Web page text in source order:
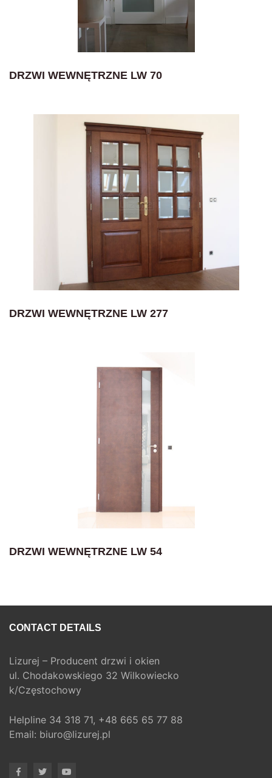
DRZWI WEWNĘTRZNE LW 70
DRZWI WEWNĘTRZNE LW 277
DRZWI WEWNĘTRZNE LW 54
CONTACT DETAILS
Lizurej – Producent drzwi i okien
ul. Chodakowskiego 32 Wilkowiecko
k/Częstochowy
Helpline 34 318 71, +48 665 65 77 88
Email: biuro@lizurej.pl